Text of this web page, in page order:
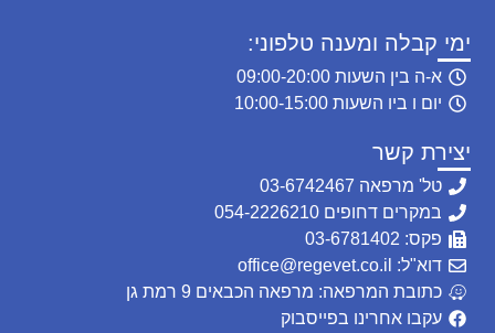
יצירת קשר
טל' מרפאה 03-6742467
במקרים דחופים 054-2226210
פקס: 03-6781402
דוא"ל: office@regevet.co.il
כתובת המרפאה: מרפאה הכבאים 9 רמת גן
עקבו אחרינו בפייסבוק
ימי קבלה ומענה טלפוני:
א-ה בין השעות 09:00-20:00
יום ו ביו השעות 10:00-15:00